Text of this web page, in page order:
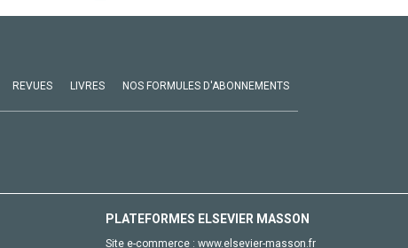
REVUES LIVRES NOS FORMULES D'ABONNEMENTS
PLATEFORMES ELSEVIER MASSON
Site e-commerce : www.elsevier-masson.fr